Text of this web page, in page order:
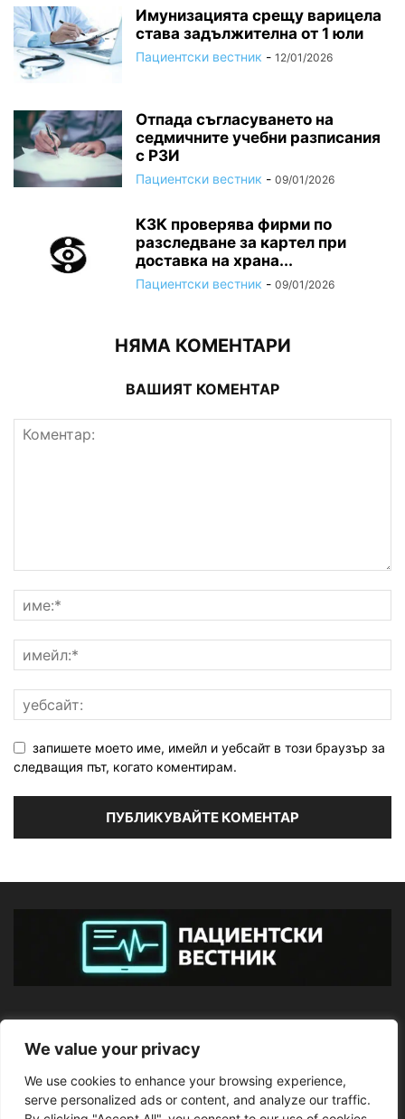
We value your privacy
We use cookies to enhance your browsing experience,
serve personalized ads or content, and analyze our traffic.
Имунизацията срещу варицела
става задължителна от 1 юли
Пациентски вестник - 12/01/2026
Отпада съгласуването на
седмичните учебни разписания
с РЗИ
Пациентски вестник - 09/01/2026
КЗК проверява фирми по
разследване за картел при
доставка на храна...
Пациентски вестник - 09/01/2026
НЯМА КОМЕНТАРИ
ВАШИЯТ КОМЕНТАР
запишете моето име, имейл и уебсайт в този браузър за
следващия път, когато коментирам.
ПОСЛЕДВАЙТЕ НИ